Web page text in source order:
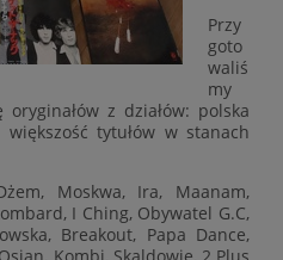
Przy
goto
waliś
my
z działów: polska
tytułów w stanach
Moskwa, Ira, Maanam,
I Ching, Obywatel G.C,
Breakout, Papa Dance,